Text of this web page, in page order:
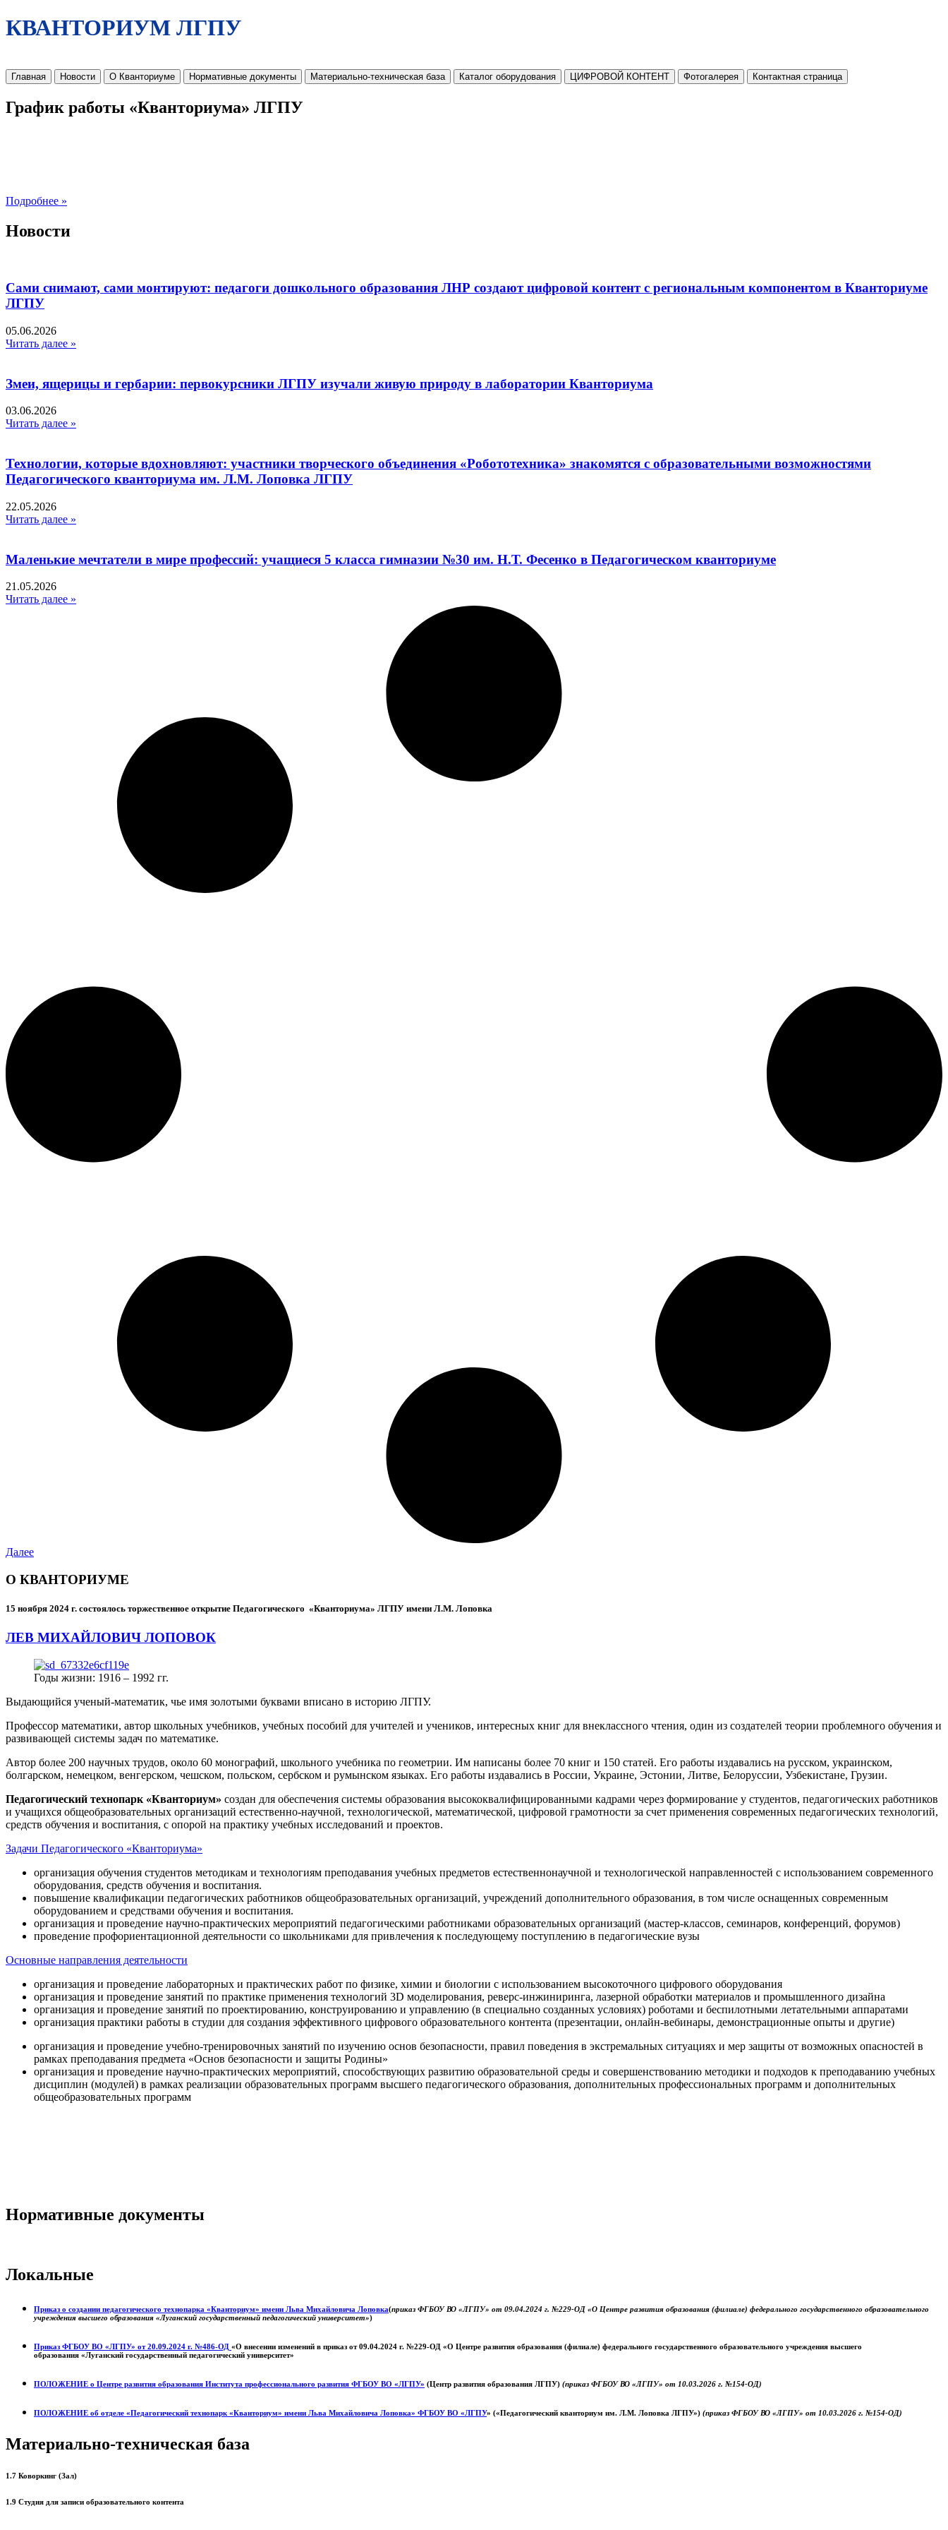
КВАНТОРИУМ ЛГПУ
Главная Новости О Кванториуме Нормативные документы Материально-техническая база Каталог оборудования ЦИФРОВОЙ КОНТЕНТ Фотогалерея Контактная страница
График работы «Кванториума» ЛГПУ
Подробнее »
Новости
Сами снимают, сами монтируют: педагоги дошкольного образования ЛНР создают цифровой контент с региональным компонентом в Кванториуме
ЛГПУ​
05.06.2026
Читать далее »
Змеи, ящерицы и гербарии: первокурсники ЛГПУ изучали живую природу в лаборатории Кванториума
03.06.2026
Читать далее »
Технологии, которые вдохновляют: участники творческого объединения «Робототехника» знакомятся с образовательными возможностями
Педагогического кванториума им. Л.М. Лоповка ЛГПУ
22.05.2026
Читать далее »
Маленькие мечтатели в мире профессий: учащиеся 5 класса гимназии №30 им. Н.Т. Фесенко в Педагогическом кванториуме
21.05.2026
Читать далее »
Далее
О КВАНТОРИУМЕ
15 ноября 2024 г. состоялось торжественное открытие Педагогического «Кванториума» ЛГПУ имени Л.М. Лоповка
ЛЕВ МИХАЙЛОВИЧ ЛОПОВОК
Годы жизни: 1916 – 1992 гг.
Выдающийся ученый-математик, чье имя золотыми буквами вписано в историю ЛГПУ.
Профессор математики, автор школьных учебников, учебных пособий для учителей и учеников, интересных книг для внеклассного чтения, один из создателей теории проблемного обучения и
развивающей системы задач по математике.
Автор более 200 научных трудов, около 60 монографий, школьного учебника по геометрии. Им написаны более 70 книг и 150 статей. Его работы издавались на русском, украинском,
болгарском, немецком, венгерском, чешском, польском, сербском и румынском языках. Его работы издавались в России, Украине, Эстонии, Литве, Белоруссии, Узбекистане, Грузии.
Педагогический технопарк «Кванториум» создан для обеспечения системы образования высококвалифицированными кадрами через формирование у студентов, педагогических работников
и учащихся общеобразовательных организаций естественно-научной, технологической, математической, цифровой грамотности за счет применения современных педагогических технологий,
средств обучения и воспитания, с опорой на практику учебных исследований и проектов.
Задачи Педагогического «Кванториума»
организация обучения студентов методикам и технологиям преподавания учебных предметов естественнонаучной и технологической направленностей с использованием современного
оборудования, средств обучения и воспитания.
повышение квалификации педагогических работников общеобразовательных организаций, учреждений дополнительного образования, в том числе оснащенных современным
оборудованием и средствами обучения и воспитания.
организация и проведение научно-практических мероприятий педагогическими работниками образовательных организаций (мастер-классов, семинаров, конференций, форумов)
проведение профориентационной деятельности со школьниками для привлечения к последующему поступлению в педагогические вузы
Основные направления деятельности
организация и проведение лабораторных и практических работ по физике, химии и биологии с использованием высокоточного цифрового оборудования
организация и проведение занятий по практике применения технологий 3D моделирования, реверс-инжиниринга, лазерной обработки материалов и промышленного дизайна
организация и проведение занятий по проектированию, конструированию и управлению (в специально созданных условиях) роботами и беспилотными летательными аппаратами
организация практики работы в студии для создания эффективного цифрового образовательного контента (презентации, онлайн-вебинары, демонстрационные опыты и другие)
организация и проведение учебно-тренировочных занятий по изучению основ безопасности, правил поведения в экстремальных ситуациях и мер защиты от возможных опасностей в
рамках преподавания предмета «Основ безопасности и защиты Родины»
организация и проведение научно-практических мероприятий, способствующих развитию образовательной среды и совершенствованию методики и подходов к преподаванию учебных
дисциплин (модулей) в рамках реализации образовательных программ высшего педагогического образования, дополнительных профессиональных программ и дополнительных
общеобразовательных программ
Нормативные документы
Локальные
Приказ о создании педагогического технопарка «Кванториум» имени Льва Михайловича Лоповка(приказ ФГБОУ ВО «ЛГПУ» от 09.04.2024 г. №229-ОД «О Центре развития образования (филиале) федерального государственного образовательного
учреждения высшего образования «Луганский государственный педагогический университет»)
Приказ ФГБОУ ВО «ЛГПУ» от 20.09.2024 г. №486-ОД «О внесении изменений в приказ от 09.04.2024 г. №229-ОД «О Центре развития образования (филиале) федерального государственного образовательного учреждения высшего
образования «Луганский государственный педагогический университет»
ПОЛОЖЕНИЕ о Центре развития образования Института профессионального развития ФГБОУ ВО «ЛГПУ» (Центр развития образования ЛГПУ) (приказ ФГБОУ ВО «ЛГПУ» от 10.03.2026 г. №154-ОД)
ПОЛОЖЕНИЕ об отделе «Педагогический технопарк «Кванториум» имени Льва Михайловича Лоповка» ФГБОУ ВО «ЛГПУ» («Педагогический кванториум им. Л.М. Лоповка ЛГПУ») (приказ ФГБОУ ВО «ЛГПУ» от 10.03.2026 г. №154-ОД)
Материально-техническая база
1.7 Коворкинг (Зал)
1.9 Студия для записи образовательного контента